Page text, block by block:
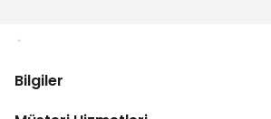
Bilgiler